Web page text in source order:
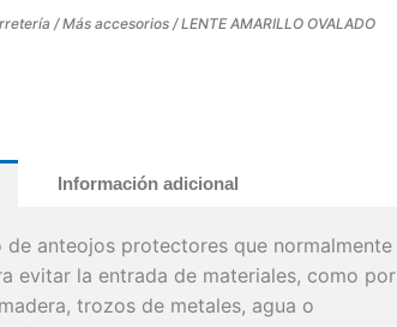
/Más accesorios / LENTE AMARILLO OVALADO
Información adicional
de anteojos protectores que normalmente
evitar la entrada de materiales, como por
trozos de metales, agua o